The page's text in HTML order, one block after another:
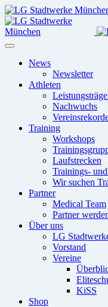
News
Newsletter
Athleten
Nachwuchs
Training
Workshops
Laufstrecken
Trainings-
Wir suchen
Partner
Medical Team
Partner
Über uns
LG
Vorstand
Vereine
KiSS
Shop